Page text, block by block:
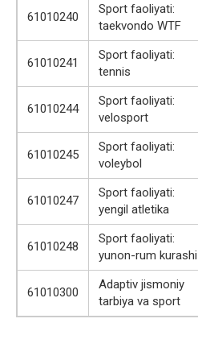
61010240
Sport faoliyati:
taekvondo WTF
61010241
Sport faoliyati:
tennis
61010244
Sport faoliyati:
velosport
61010245
Sport faoliyati:
voleybol
61010247
Sport faoliyati:
yengil atletika
61010248
Sport faoliyati:
yunon-rum kurashi
61010300
Adaptiv jismoniy
tarbiya va sport